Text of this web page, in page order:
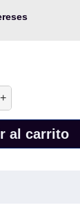
+
al carrito